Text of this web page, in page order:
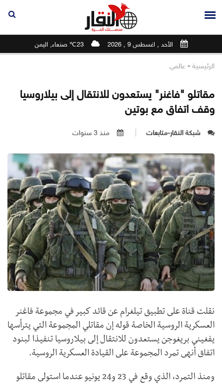
الأحد , اغسطس 9 , 2026 23℃ صنعاء, اليمن
الرئيسية - عالمي
مقاتلو "فاغنر" يستعدون للانتقال إلى بيلاروسيا
وقف اتفاق مع بوتين
شبكة النقار-متابعات منذ 3 سنوات
نقلت قناة على تطبيق تيلغرام عن قائد كبير في مجموعة فاغنر
العسكرية الروسية الخاصة قوله إن مقاتلي المجموعة التي يترأسها
يفغيني بريغوجن يستعدون للانتقال إلى بيلاروسيا تنفيذا لبنود
اتفاق أنهى تمرد المجموعة على القيادة العسكرية الروسية.
ومنذ التمرد، الذي وقع في 23 و24 يونيو عندما استولى مقاتلو